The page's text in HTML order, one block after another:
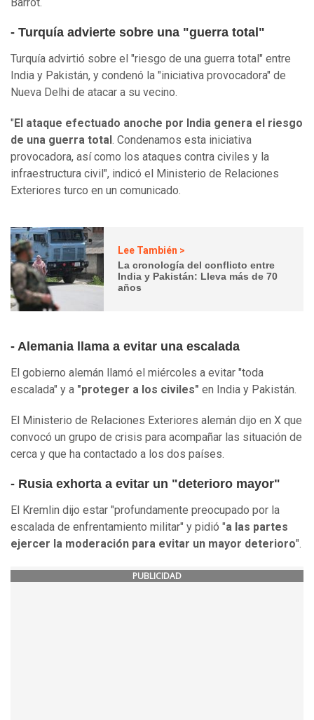
- Turquía advierte sobre una "guerra total"
Turquía advirtió sobre el "riesgo de una guerra total" entre
India y Pakistán, y condenó la "iniciativa provocadora" de
Nueva Delhi de atacar a su vecino.
"El ataque efectuado anoche por India genera el riesgo
de una guerra total . Condenamos esta iniciativa
provocadora, así como los ataques contra civiles y la
infraestructura civil", indicó el Ministerio de Relaciones
Exteriores turco en un comunicado.
Lee También >
La cronología del conflicto entre
India y Pakistán: Lleva más de 70
años
- Alemania llama a evitar una escalada
El gobierno alemán llamó el miércoles a evitar "toda
escalada" y a "proteger a los civiles" en India y Pakistán.
El Ministerio de Relaciones Exteriores alemán dijo en X que
convocó un grupo de crisis para acompañar las situación de
cerca y que ha contactado a los dos países.
- Rusia exhorta a evitar un "deterioro mayor"
El Kremlin dijo estar "profundamente preocupado por la
escalada de enfrentamiento militar" y pidió "a las partes
ejercer la moderación para evitar un mayor deterioro".
PUBLICIDAD